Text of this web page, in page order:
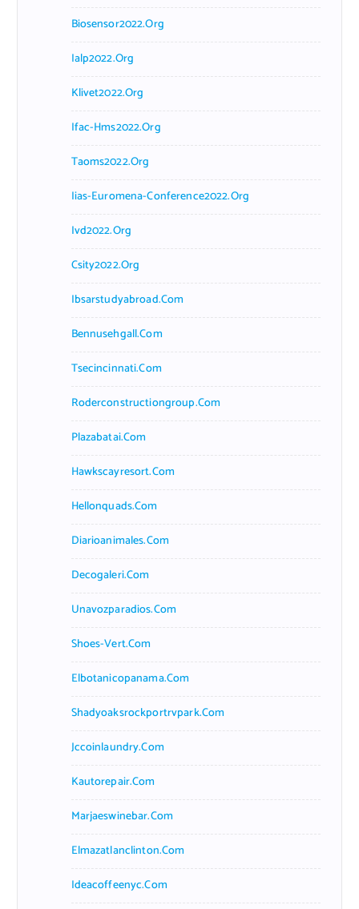
Biosensor2022.org
Ialp2022.org
Klivet2022.org
Ifac-Hms2022.org
Taoms2022.org
Iias-Euromena-Conference2022.org
Ivd2022.org
Csity2022.org
Ibsarstudyabroad.com
Bennusehgall.com
Tsecincinnati.com
Roderconstructiongroup.com
Plazabatai.com
Hawkscayresort.com
Hellonquads.com
Diarioanimales.com
Decogaleri.com
Unavozparadios.com
Shoes-Vert.com
Elbotanicopanama.com
Shadyoaksrockportrvpark.com
Jccoinlaundry.com
Kautorepair.com
Marjaeswinebar.com
Elmazatlanclinton.com
Ideacoffeenyc.com